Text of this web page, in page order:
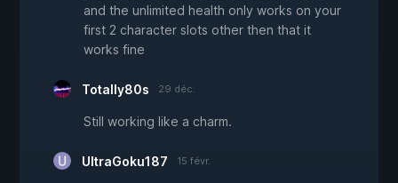
and the unlimited health only works on your
first 2 character slots other then that it
works fine
Totally80s 29 déc.
Still working like a charm.
UltraGoku187 15 févr.